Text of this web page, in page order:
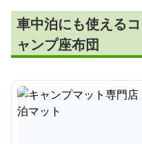
車中泊にも使える
ャンプ座布団